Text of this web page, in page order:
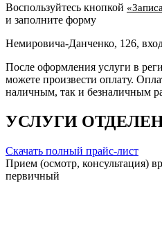
Воспользуйтесь кнопкой
и заполните форму
Немировича-Данченко, 126,
После оформления услуги в
можете произвести оплату.
наличным, так и безналичным
УСЛУГИ
Скачать полный прайс-лист
Прием (осмотр, консультация)
первичный